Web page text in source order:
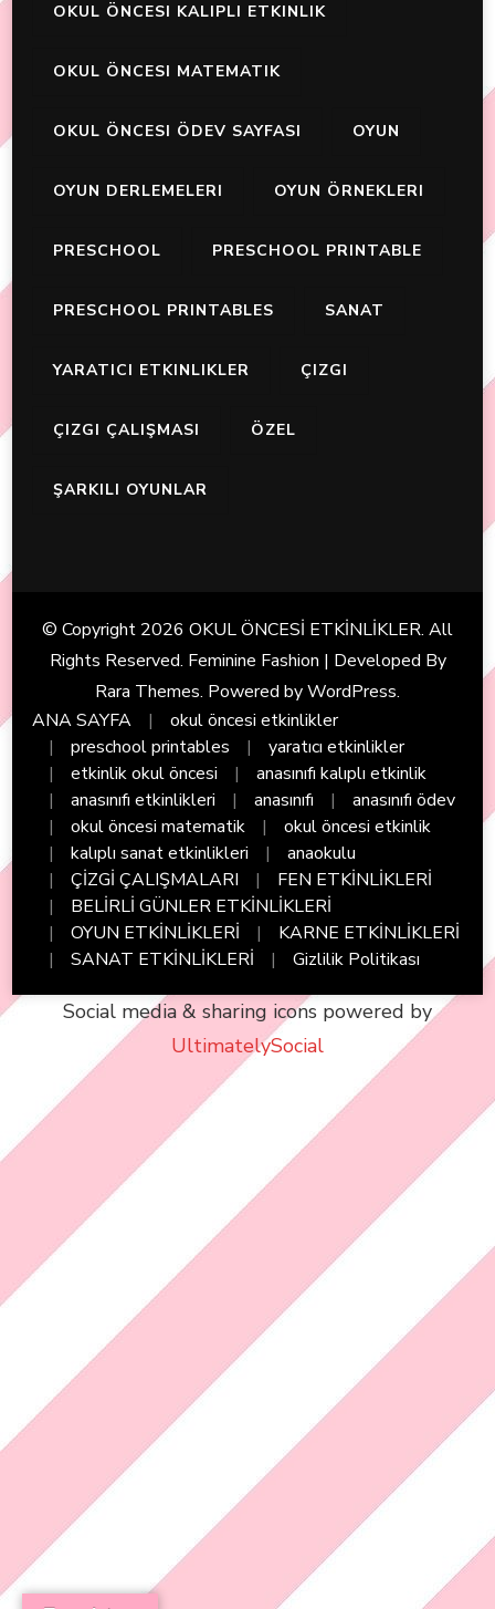
OKUL ÖNCESI KALIPLI ETKINLIK
OKUL ÖNCESI MATEMATIK
OKUL ÖNCESI ÖDEV SAYFASI OYUN
OYUN DERLEMELERI OYUN ÖRNEKLERI
PRESCHOOL PRESCHOOL PRINTABLE
PRESCHOOL PRINTABLES SANAT
YARATICI ETKINLIKLER ÇIZGI
ÇIZGI ÇALIŞMASI ÖZEL
ŞARKILI OYUNLAR
© Copyright 2026 OKUL ÖNCESİ ETKİNLİKLER. All
Rights Reserved. Feminine Fashion | Developed By
Rara Themes. Powered byWordPress.
ANA SAYFA
okul öncesi etkinlikler
preschool printables
yaratıcı etkinlikler
etkinlik okul öncesi
anasınıfı kalıplı etkinlik
anasınıfı etkinlikleri
anasınıfı
anasınıfı ödev
okul öncesi matematik
okul öncesi etkinlik
kalıplı sanat etkinlikleri
anaokulu
ÇİZGİ ÇALIŞMALARI
FEN ETKİNLİKLERİ
BELİRLİ GÜNLER ETKİNLİKLERİ
OYUN ETKİNLİKLERİ
KARNE ETKİNLİKLERİ
SANAT ETKİNLİKLERİ
Gizlilik Politikası
Social media & sharing icons powered by
UltimatelySocial